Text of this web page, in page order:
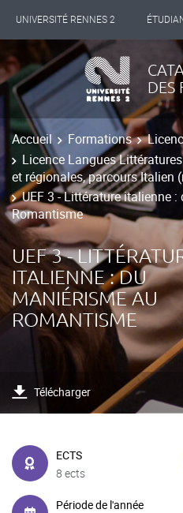
UNIVERSITÉ RENNES 2
INTERNATIONAL
LES NOUVELLES DE RENNES 2
DES
Accueil Formations
Licence Langues
et régionales, parcours Italien
UEF 3 - Littérature italienne
Romantisme
UEF 3 -
ITALIENNE : DU
MANIÉRISME AU
ROMANTISME
Télécharger
ECTS
8 ects
Période de l'année